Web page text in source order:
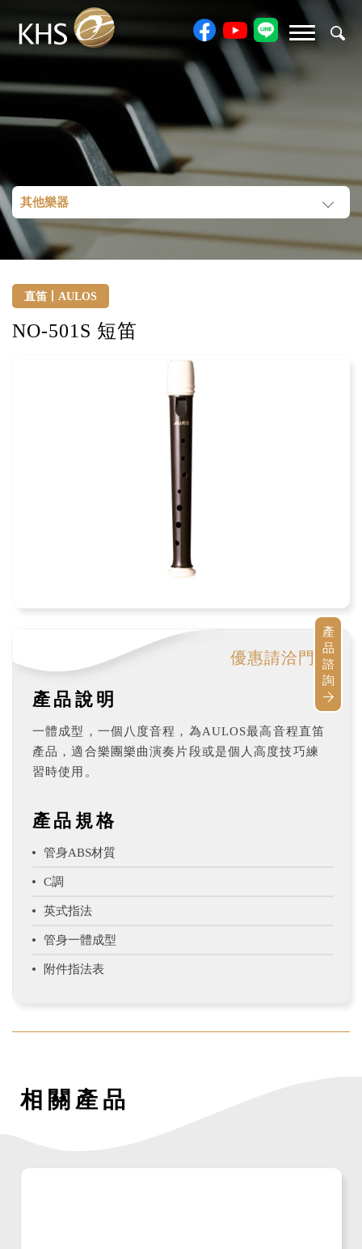
其他樂器
直笛丨AULOS
NO-501S 短笛
優惠請洽門市
產品說明
一體成型，一個八度音程，為AULOS最高音程直笛
產品，適合樂團樂曲演奏片段或是個人高度技巧練
習時使用。
產品規格
管身ABS材質
C調
英式指法
管身一體成型
附件指法表
相關產品
產
品
諮
詢